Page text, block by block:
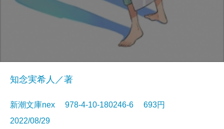
知念実希人／著
新潮文庫nex 978-4-10-180246-6 693円
2022/08/29